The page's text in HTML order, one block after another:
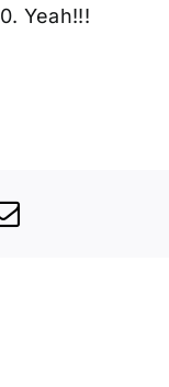
Yeah!!!